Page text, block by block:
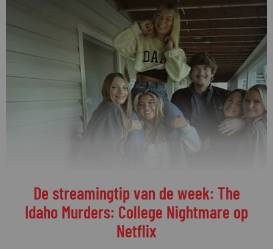
De streamingtip van de week: The
Idaho Murders: College Nightmare op
Netflix